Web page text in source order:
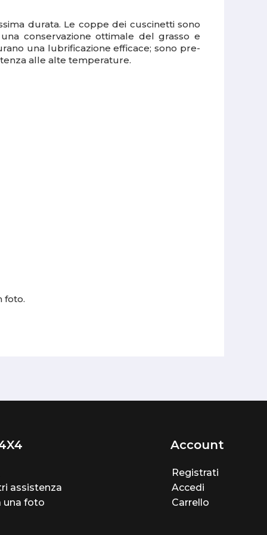
durata. Le coppe dei cuscinetti sono
conservazione ottimale del grasso e
una lubrificazione efficace; sono pre-
alle alte temperature.
foto.
assistenza
una foto
Account
Registrati
Accedi
Carrello